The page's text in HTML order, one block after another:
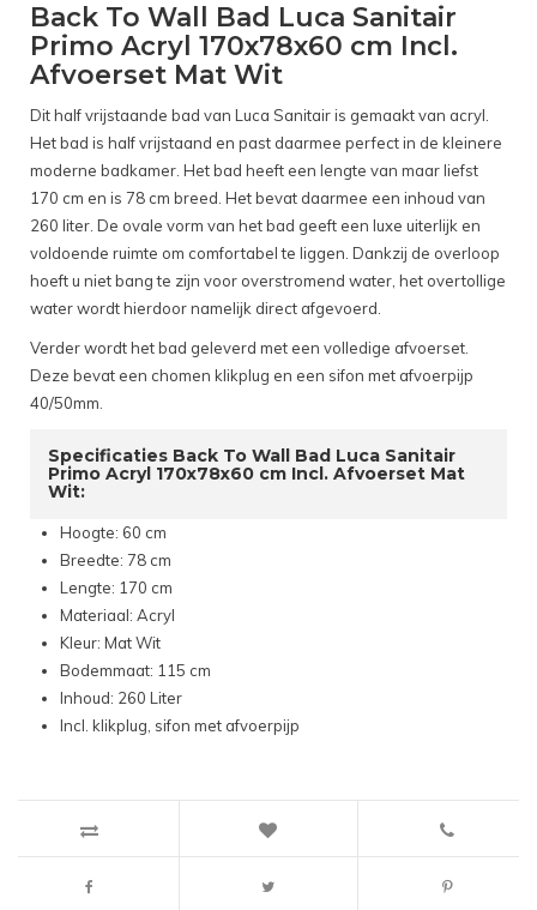
Back To Wall Bad Luca Sanitair
Primo Acryl 170x78x60 cm Incl.
Afvoerset Mat Wit
Dit half vrijstaande bad van Luca Sanitair is gemaakt van acryl.
Het bad is half vrijstaand en past daarmee perfect in de kleinere
moderne badkamer. Het bad heeft een lengte van maar liefst
170 cm en is 78 cm breed. Het bevat daarmee een inhoud van
260 liter. De ovale vorm van het bad geeft een luxe uiterlijk en
voldoende ruimte om comfortabel te liggen. Dankzij de overloop
hoeft u niet bang te zijn voor overstromend water, het overtollige
water wordt hierdoor namelijk direct afgevoerd.
Verder wordt het bad geleverd met een volledige afvoerset.
Deze bevat een chomen klikplug en een sifon met afvoerpijp
40/50mm.
Specificaties Back To Wall Bad Luca Sanitair
Primo Acryl 170x78x60 cm Incl. Afvoerset Mat
Wit:
Hoogte: 60 cm
Breedte: 78 cm
Lengte: 170 cm
Materiaal: Acryl
Kleur: Mat Wit
Bodemmaat: 115 cm
Inhoud: 260 Liter
Incl. klikplug, sifon met afvoerpijp